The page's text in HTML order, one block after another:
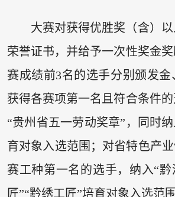
大赛对获得优胜奖（含）
荣誉证书，并给予一次性奖金
赛成绩前3名的选手分别颁发
获得各赛项第一名且符合条件
“贵州省五一劳动奖章”，同时
育对象入选范围；对省特色产
赛工种第一名的选手，纳入“黔
匠”“黔绣工匠”培育对象入选范围